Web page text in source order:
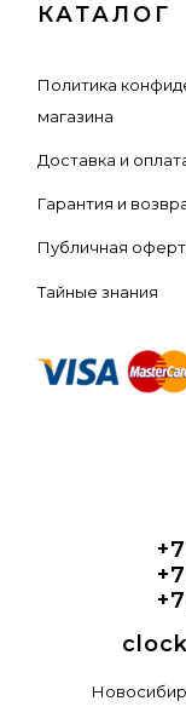
КАТАЛОГ
Политика
магазина
Доставка и
Гарантия и
Публичная
Тайные знания